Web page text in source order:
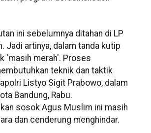
ini sebelumnya ditahan di LP
Jadi artinya, dalam tanda kutip
'masih merah'. Proses
teknik dan taktik
Listyo Sigit Prabowo, dalam
Bandung, Rabu.
sosok Agus Muslim ini masih
dan cenderung menghindar.